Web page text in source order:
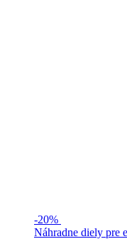
-20%
Náhradne diely pre